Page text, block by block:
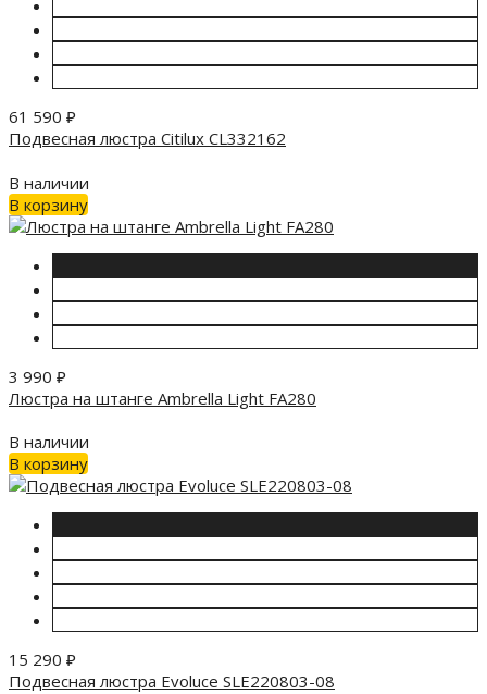
61 590 ₽
Подвесная люстра Citilux CL332162
В наличии
В корзину
3 990 ₽
Люстра на штанге Ambrella Light FA280
В наличии
В корзину
15 290 ₽
Подвесная люстра Evoluce SLE220803-08